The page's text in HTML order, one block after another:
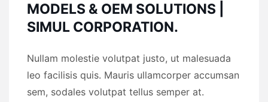
MODELS & OEM SOLUTIONS |
SIMUL CORPORATION.
Nullam molestie volutpat justo, ut malesuada
leo facilisis quis. Mauris ullamcorper accumsan
sem, sodales volutpat tellus semper at.